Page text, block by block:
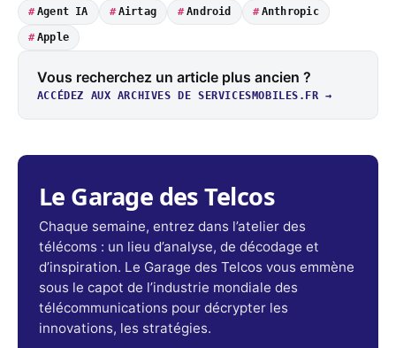
Agent IA Airtag Android Anthropic
Apple
Vous recherchez un article plus ancien ?
ACCÉDEZ AUX ARCHIVES DE SERVICESMOBILES.FR →
Le Garage des Telcos
Chaque semaine, entrez dans l’atelier des
télécoms : un lieu d’analyse, de décodage et
d’inspiration. Le Garage des Telcos vous emmène
sous le capot de l’industrie mondiale des
télécommunications pour décrypter les
innovations, les stratégies.